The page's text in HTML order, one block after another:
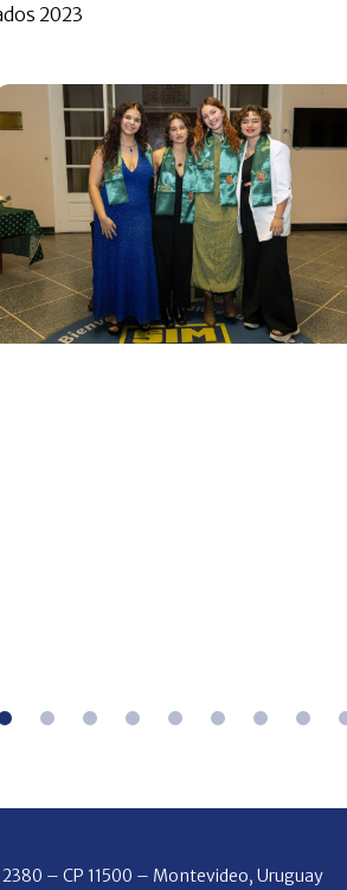
2023
2380 – CP 11500 – Montevideo, Uruguay